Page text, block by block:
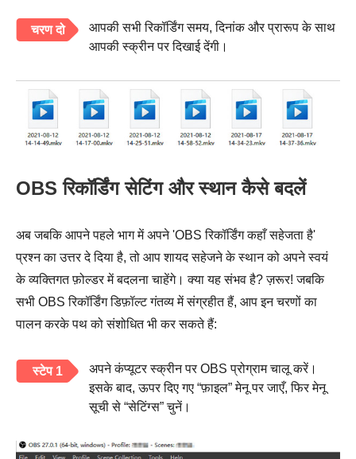
चरण दो
आपकी सभी रिकॉर्डिंग समय, दिनांक और प्रारूप के साथ
आपकी स्क्रीन पर दिखाई देंगी।
OBS रिकॉर्डिंग सेटिंग और स्थान कैसे बदलें
अब जबकि आपने पहले भाग में अपने 'OBS रिकॉर्डिंग कहाँ सहेजता है'
प्रश्न का उत्तर दे दिया है, तो आप शायद सहेजने के स्थान को अपने स्वयं
के व्यक्तिगत फ़ोल्डर में बदलना चाहेंगे। क्या यह संभव है? ज़रूर! जबकि
सभी OBS रिकॉर्डिंग डिफ़ॉल्ट गंतव्य में संग्रहीत हैं, आप इन चरणों का
पालन करके पथ को संशोधित भी कर सकते हैं:
स्टेप 1
अपने कंप्यूटर स्क्रीन पर OBS प्रोग्राम चालू करें।
इसके बाद, ऊपर दिए गए “फ़ाइल” मेनू पर जाएँ, फिर मेनू
सूची से “सेटिंग्स” चुनें।